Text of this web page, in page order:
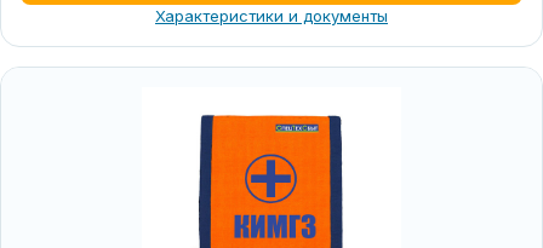
Характеристики и документы